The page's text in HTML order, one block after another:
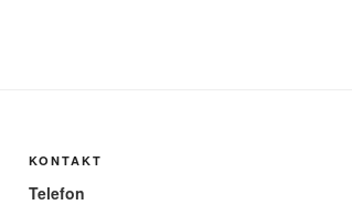
KONTAKT
Telefon